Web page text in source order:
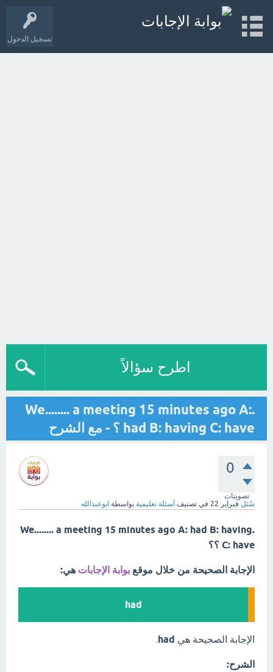
تسجيل الدخول
اطرح سؤالاً
.We........ a meeting 15 minutes ago A:
had B: having C: have ؟ - مع الشرح
0
تصويتات
سُئل فبراير 22 في تصنيف أسئلة تعليمية بواسطة ابوعبدالله
.We........ a meeting 15 minutes ago A: had B: having
C: have ؟؟
الإجابة الصحيحة من خلال موقع بوابة الإجابات هي:
had
الإجابة الصحيحة هي had
الشرح: